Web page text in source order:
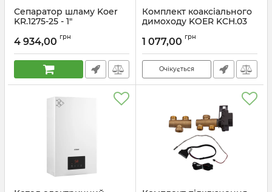
Сепаратор шламу Koer
KR.1275-25 - 1"
магнітний (латунний)
Артикул: KR5852
4 934,00 грн
Комплект коаксіального
димоходу KOER KCH.03
конденсаційного котла
Артикул: KR5662
1 077,00 грн
Очікується